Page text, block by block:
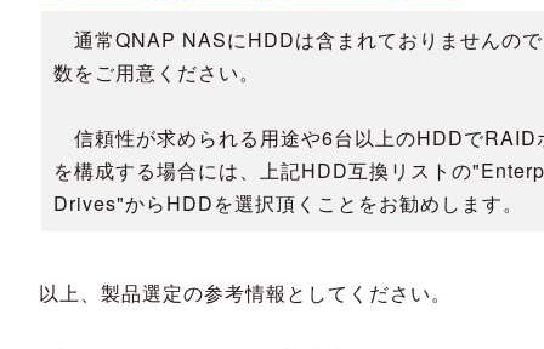
通常QNAP NASにHDDは含まれておりませんの
数をご用意ください。
信頼性が求められる用途や6台以上のHDDでRAID
を構成する場合には、上記HDD互換リストの
Drives"からHDDを選択頂くことをお勧めします。
以上、製品選定の参考情報としてください。